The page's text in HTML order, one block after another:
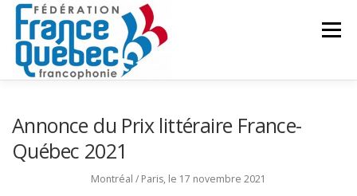
Aller
contenu
Menu
Annonce du Prix littéraire France-
Québec 2021
Montréal / Paris, le 17 novembre 2021